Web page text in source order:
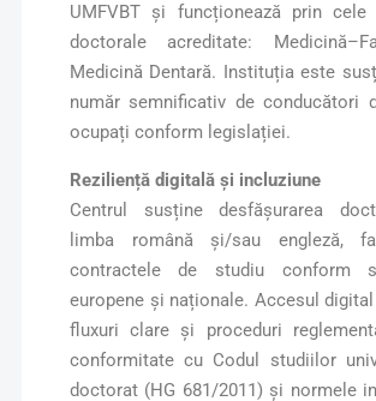
UMFVBT și funcționează prin
doctorale acreditate:
Medicină Dentară. Instituția este
număr semnificativ de conducători
ocupați conform legislației.
Reziliență digitală și incluziune
Centrul susține desfășurarea
limba română și/sau engleză,
contractele de studiu conform
europene și naționale. Accesul
fluxuri clare și proceduri
conformitate cu Codul studiilor
doctorat (HG 681/2011) și normele